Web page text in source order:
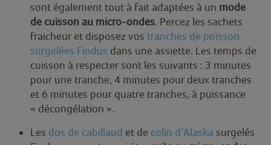
sont également tout à fait adaptées à un mode
de cuisson au micro-ondes. Percez les sachets
fraicheur et disposez vos tranches de poisson
surgelées Findus dans une assiette. Les temps de
cuisson à respecter sont les suivants : 3 minutes
pour une tranche, 4 minutes pour deux tranches
et 6 minutes pour quatre tranches, à puissance
« décongélation ».
Les dos de cabillaud et de colin d’Alaska surgelés